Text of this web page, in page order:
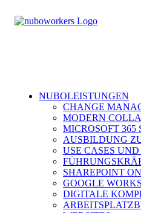
NUBOLEISTUNGEN
CHANGE
MODERN
MICROSOFT 365
AUSBILDUNG
USE CASES
SHAREPOINT
GOOGLE
DIGITALE